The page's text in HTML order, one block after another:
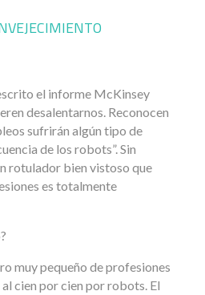
el informe McKinsey
desalentarnos. Reconocen
sufrirán algún tipo de
de los robots”. Sin
rotulador bien vistoso que
es totalmente
muy pequeño de profesiones
cien por cien por robots. El